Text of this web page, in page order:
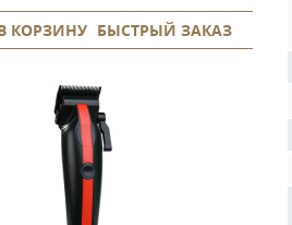
КОРЗИНУ БЫСТРЫЙ ЗАКАЗ